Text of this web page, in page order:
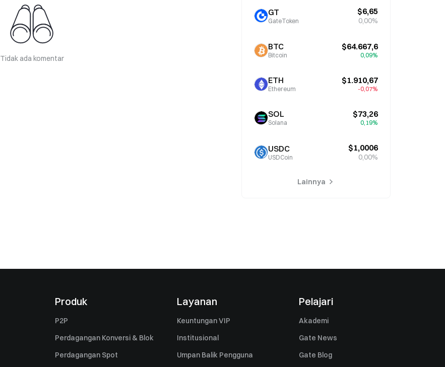
Tidak ada komentar
GT
GateToken
$6,65
0,00%
BTC
Bitcoin
$64.667,6
0,09%
ETH
Ethereum
$1.910,67
-0,07%
SOL
Solana
$73,26
0,19%
USDC
USDCoin
$1,0006
0,00%
Lainnya
Produk
P2P
Perdagangan Konversi & Blok
Perdagangan Spot
Layanan
Keuntungan VIP
Institusional
Umpan Balik Pengguna
Pelajari
Akademi
Gate News
Gate Blog